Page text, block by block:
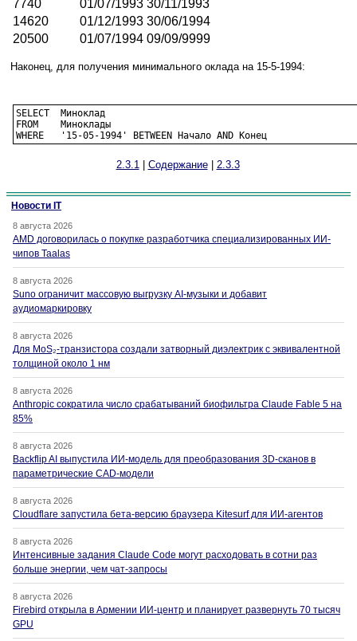
7740
01/07/1993 30/11/1993
14620
01/12/1993 30/06/1994
20500
01/07/1994 09/09/9999
Наконец, для получения минимального оклада на 15-5-1994:
SELECT	Миноклад
FROM	Миноклады
WHERE	'15-05-1994' BETWEEN Начало AND Конец
2.3.1| Содержание| 2.3.3
Новости IT
8 августа 2026
AMD договорилась о покупке разработчика специализированных ИИ-
чипов Taalas
8 августа 2026
Suno ограничит массовую выгрузку AI-музыки и добавит
аудиомаркировку
8 августа 2026
Для MoS₂-транзистора создали затворный диэлектрик с эквивалентной
толщиной около 1 нм
8 августа 2026
Anthropic сократила число срабатываний биофильтра Claude Fable 5 на
85%
8 августа 2026
Backflip AI выпустила ИИ-модель для преобразования 3D-сканов в
параметрические CAD-модели
8 августа 2026
Cloudflare запустила бета-версию браузера Kitesurf для ИИ-агентов
8 августа 2026
Интенсивные задания Claude Code могут расходовать в сотни раз
больше энергии, чем чат-запросы
8 августа 2026
Firebird открыла в Армении ИИ-центр и планирует развернуть 70 тысяч
GPU